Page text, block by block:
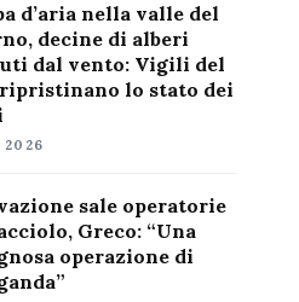
d’aria nella valle del
decine di alberi
dal vento: Vigili del
lo stato dei
2026
sale operatorie
Greco: “Una
operazione di